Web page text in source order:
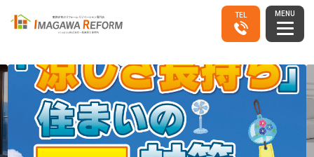
TEL MENU